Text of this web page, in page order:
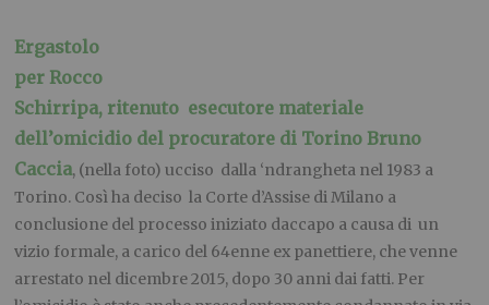
Ergastolo
per Rocco
Schirripa, ritenuto esecutore materiale
dell’omicidio del procuratore di Torino Bruno
Caccia, (nella foto) ucciso dalla ‘ndrangheta nel 1983 a
Torino. Così ha deciso la Corte d’Assise di Milano a
conclusione del processo iniziato daccapo a causa di un
vizio formale, a carico del 64enne ex panettiere, che venne
arrestato nel dicembre 2015, dopo 30 anni dai fatti. Per